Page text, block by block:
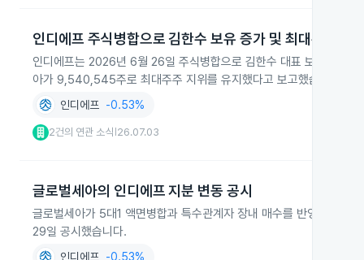
인디에프 주식병합으로 김한수 보유 증가 및 최대주주 현
인디에프는 2026년 6월 26일 주식병합으로 김한수 대표 보유 보통
아가 9,540,545주로 최대주주 지위를 유지했다고 보고했습니다.
인디에프 -0.53%
2건의 연관 소식 26.07.03
글로벌세아의 인디에프 지분 변동 공시
글로벌세아가 5대1 액면병합과 특수관계자 장내 매수를 반영해 금
29일 공시했습니다.
인디에프 -0.53%